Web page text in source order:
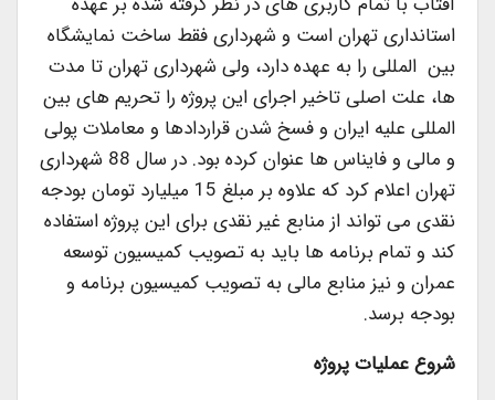
استانداری تهران است و شهرداری فقط ساخت نمایشگاه
بین المللی را به عهده دارد، ولی شهرداری تهران تا مدت
ها، علت اصلی تاخیر اجرای این پروژه را تحریم های بین
المللی علیه ایران و فسخ شدن قراردادها و معاملات پولی
و مالی و فایناس ها عنوان کرده بود. در سال 88 شهرداری
تهران اعلام کرد که علاوه بر مبلغ 15 میلیارد تومان بودجه
نقدی می تواند از منابع غیر نقدی برای این پروژه استفاده
کند و تمام برنامه ها باید به تصویب کمیسیون توسعه
عمران و نیز منابع مالی به تصویب کمیسیون برنامه و
بودجه برسد.
شروع عملیات پروژه